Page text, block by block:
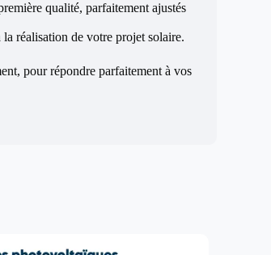
qualité, parfaitement ajustés
réalisation de votre projet solaire.
pour répondre parfaitement à vos